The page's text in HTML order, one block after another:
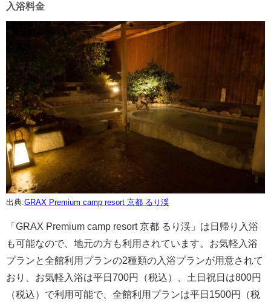
入浴料金
出典:GRAX Premium camp resort 京都 るり渓
「GRAX Premium camp resort 京都 るり渓」は日帰り入浴
も可能なので、地元の方も利用されています。お気軽入浴
プランと全館利用プランの2種類の入浴プランが用意されて
おり、お気軽入浴は平日700円（税込）、土日祝日は800円
（税込）で利用可能で、全館利用プランは平日1500円（税